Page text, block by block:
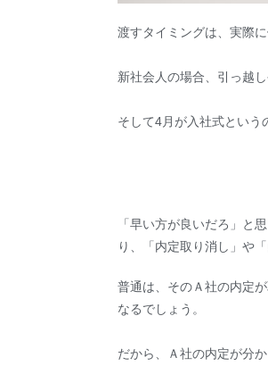
渡すタイミングは、実際
新社会人の場合、引っ越
そして4月が入社式という
「早い方が良いだろ」と
り、「内定取り消し」や
普通は、そのＡ社の内定
なるでしょう。
だから、Ａ社の内定が分